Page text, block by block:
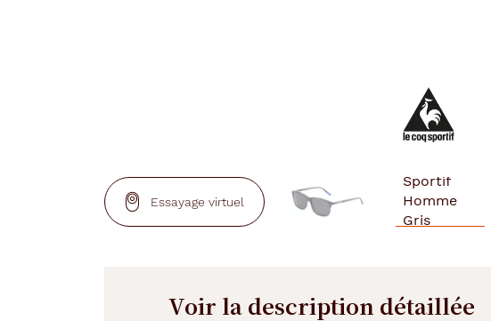
Essayage virtuel
Voir la description détaillée